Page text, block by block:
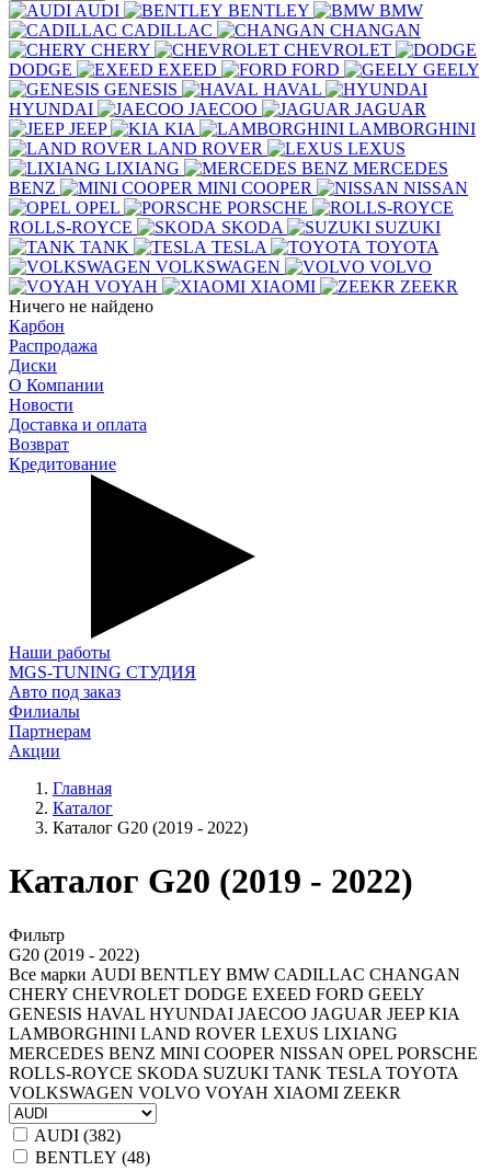
AUDI BENTLEY
BMW
CADILLAC
CHANGAN
CHERY
CHEVROLET
DODGE
EXEED FORD
GEELY
GENESIS
HAVAL
HYUNDAI
JAECOO
JAGUAR
JEEP
KIA
LAMBORGHINI
LAND ROVER
LEXUS
LIXIANG
MERCEDES
BENZ
MINI COOPER
NISSAN
OPEL
PORSCHE
ROLLS-ROYCE
SKODA
SUZUKI
TANK
TESLA
TOYOTA
VOLKSWAGEN
VOLVO
VOYAH
XIAOMI
ZEEKR
Ничего не найдено
Карбон
Распродажа
Диски
О Компании
Новости
Доставка и оплата
Возврат
Кредитование
Наши работы
MGS-TUNING СТУДИЯ
Авто под заказ
Филиалы
Партнерам
Акции
Главная
Каталог
Каталог G20 (2019 - 2022)
Каталог G20 (2019 - 2022)
Фильтр
G20 (2019 - 2022)
Все марки AUDI BENTLEY BMW CADILLAC CHANGAN
CHERY CHEVROLET DODGE EXEED FORD GEELY
GENESIS HAVAL HYUNDAI JAECOO JAGUAR JEEP KIA
LAMBORGHINI LAND ROVER LEXUS LIXIANG
MERCEDES BENZ MINI COOPER NISSAN OPEL PORSCHE
ROLLS-ROYCE SKODA SUZUKI TANK TESLA TOYOTA
VOLKSWAGEN VOLVO VOYAH XIAOMI ZEEKR
AUDI (382)
BENTLEY (48)